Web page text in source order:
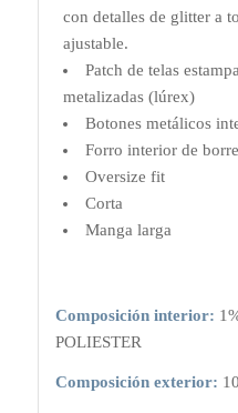
con detalles de glitter a
ajustable.
Patch de telas
metalizadas (lúrex)
Botones metálicos
Forro interior de
Oversize fit
Corta
Manga larga
Composición interior:
POLIESTER
Composición exterior: